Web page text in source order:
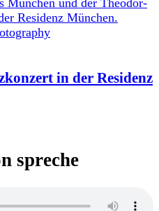
in der Residenz
spreche